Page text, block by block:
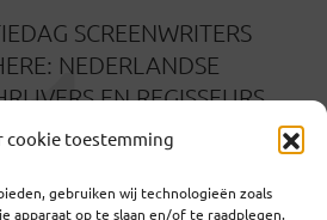
cookie toestemming
gebruiken wij technologieën zoals
apparaat op te slaan en/of te raadplegen.
SCREENWRITERS
NEDERLANDSE
EN REGISSEURS
MET STAKENDE
12 JUNI 2023
1